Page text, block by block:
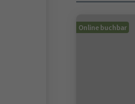
Online buchbar